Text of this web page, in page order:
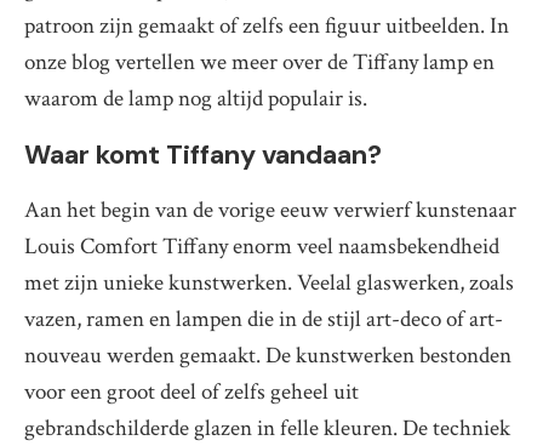
patroon zijn gemaakt of zelfs een figuur uitbeelden. In
onze blog vertellen we meer over de Tiffany lamp en
waarom de lamp nog altijd populair is.
Waar komt Tiffany vandaan?
Aan het begin van de vorige eeuw verwierf kunstenaar
Louis Comfort Tiffany enorm veel naamsbekendheid
met zijn unieke kunstwerken. Veelal glaswerken, zoals
vazen, ramen en lampen die in de stijl art-deco of art-
nouveau werden gemaakt. De kunstwerken bestonden
voor een groot deel of zelfs geheel uit
gebrandschilderde glazen in felle kleuren. De techniek